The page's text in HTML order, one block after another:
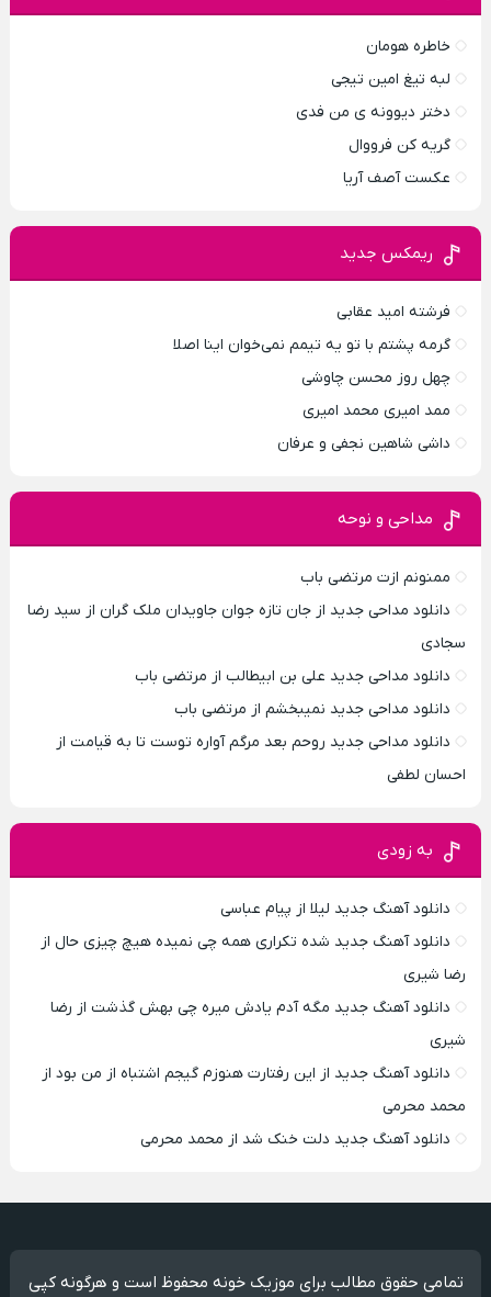
خاطره هومان
لبه تیغ امین تیجی
دختر دیوونه‌ ی من فدی
گریه کن فرووال
عکست آصف آریا
ریمکس جدید
فرشته امید عقابی
گرمه پشتم با تو یه تیمم نمی‌خوان اینا اصلا
چهل روز محسن چاوشی
ممد امیری محمد امیری
داشی شاهین نجفی و عرفان
مداحی و نوحه
ممنونم ازت مرتضی باب
دانلود مداحی جدید از جان تازه جوان جاویدان ملک گران از سید رضا
سجادی
دانلود مداحی جدید علی بن ابیطالب از مرتضی باب
دانلود مداحی جدید نمیبخشم از مرتضی باب
دانلود مداحی جدید روحم بعد مرگم آواره توست تا به قیامت از
احسان لطفی
به زودی
دانلود آهنگ جدید لیلا از پیام عباسی
دانلود آهنگ جدید شده تکراری همه چی نمیده هیچ چیزی حال از
رضا شیری
دانلود آهنگ جدید مگه آدم یادش میره چی بهش گذشت از رضا
شیری
دانلود آهنگ جدید از این رفتارت هنوزم گیجم اشتباه از من بود از
محمد محرمی
دانلود آهنگ جدید دلت خنک شد از محمد محرمی
تمامی حقوق مطالب برای موزیک خونه محفوظ است و هرگونه کپی